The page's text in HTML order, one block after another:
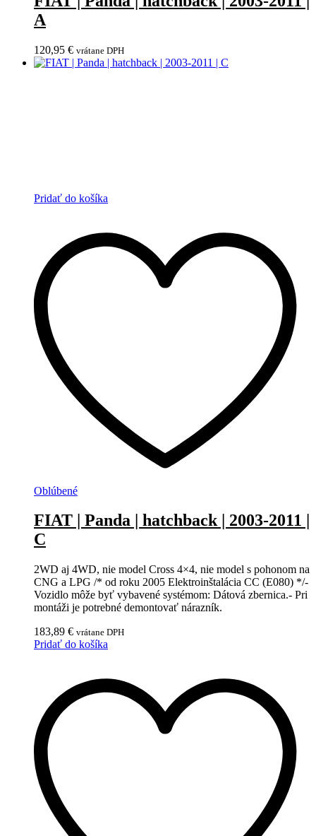
A
120,95 € vrátane DPH
Pridať do košíka
Oblúbené
FIAT | Panda | hatchback | 2003-2011 |
C
2WD aj 4WD, nie model Cross 4×4, nie model s pohonom na
CNG a LPG /* od roku 2005 Elektroinštalácia CC (E080) */-
Vozidlo môže byť vybavené systémom: Dátová zbernica.- Pri
montáži je potrebné demontovať nárazník.
183,89 € vrátane DPH
Pridať do košíka